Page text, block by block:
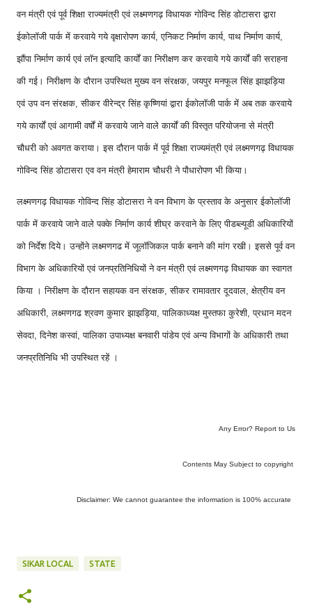
वन मंत्री एवं पूर्व शिक्षा राज्यमंत्री एवं लक्ष्मणगढ़ विधायक गोविन्द सिंह डोटासरा द्वारा
ईकोलॉजी पार्क में करवाये गये वृक्षारोपण कार्य, एनिकट निर्माण कार्य, पाथ निर्माण कार्य,
झौंपा निर्माण कार्य एवं लॉन इत्यादि कार्यों का निरीक्षण कर करवाये गये कार्यों की सराहना
की गई। निरीक्षण के दौरान उपस्थित मुख्य वन संरक्षक, जयपुर मनफूल सिंह झाझड़िया
एवं उप वन संरक्षक, सीकर वीरेन्द्र सिंह कृष्णियां द्वारा ईकोलॉजी पार्क में अब तक करवाये
गये कार्यों एवं आगामी वर्षों में करवाये जाने वाले कार्यों की विस्तृत परियोजना से मंत्री
चौधरी को अवगत कराया। इस दौरान पार्क में पूर्व शिक्षा राज्यमंत्री एवं लक्ष्मणगढ़ विधायक
गोविन्द सिंह डोटासरा एव वन मंत्री हेमाराम चौधरी ने पौधारोपण भी किया।
लक्ष्मणगढ़ विधायक गोविन्द सिंह डोटासरा ने वन विभाग के प्रस्ताव के अनुसार ईकोलॉजी
पार्क में करवाये जाने वाले पक्के निर्माण कार्य शीघ्र करवाने के लिए पीडब्ल्यूडी अधिकारियों
को निर्देश दिये। उन्होंने लक्ष्मणगढ में जूलॉजिकल पार्क बनाने की मांग रखी। इससे पूर्व वन
विभाग के अधिकारियों एवं जनप्रतिनिधियों ने वन मंत्री एवं लक्ष्मणगढ़ विधायक का स्वागत
किया । निरीक्षण के दौरान सहायक वन संरक्षक, सीकर रामावतार दूदवाल, क्षेत्रीय वन
अधिकारी, लक्ष्मणगढ श्रवण कुमार झाझड़िया, पालिकाध्यक्ष मुस्तफा कुरेशी, प्रधान मदन
सेवदा, दिनेश कस्वां, पालिका उपाध्यक्ष बनवारी पांडेय एवं अन्य विभागों के अधिकारी तथा
जनप्रतिनिधि भी उपस्थित रहें ।
Any Error? Report to Us
Contents May Subject to copyright
Disclaimer: We cannot guarantee the information is 100% accurate
SIKAR LOCAL STATE